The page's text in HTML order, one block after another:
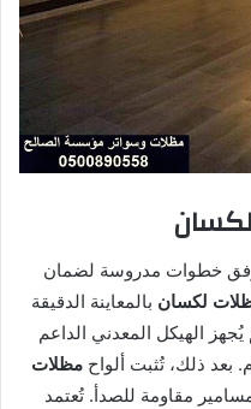
خطوات مدروسة لضمان
لكسان بالمعاينة الدقيقة
الهيكل المعدني الداعم
بعد ذلك، تُثبت ألواح مظلات
مقاومة للصدأ. تُعتمد